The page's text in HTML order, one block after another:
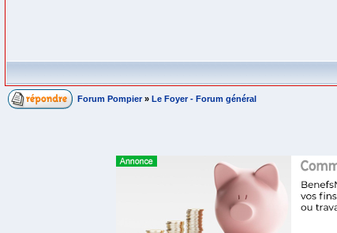
Forum Pompier » Le Foyer - Forum général